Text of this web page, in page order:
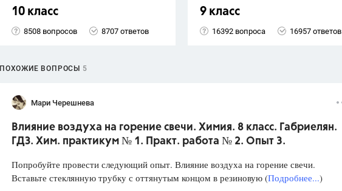
10 класс
8508 вопросов 8707 ответов
9 класс
16392 вопроса 16957 ответов
ПОХОЖИЕ ВОПРОСЫ 5
Мари Черешнева
Влияние воздуха на горение свечи. Химия. 8 класс. Габриелян.
ГДЗ. Хим. практикум № 1. Практ. работа № 2. Опыт 3.
Попробуйте провести следующий опыт. Влияние воздуха на горение свечи.
Вставьте стеклянную трубку с оттянутым концом в резиновую (Подробнее...)